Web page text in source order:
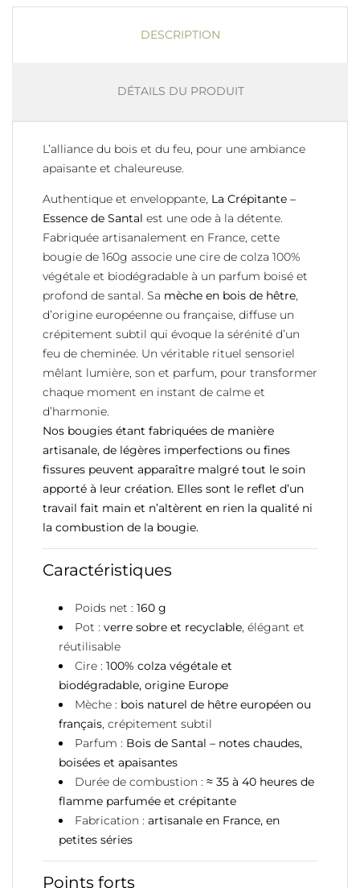
DESCRIPTION
DÉTAILS DU PRODUIT
L’alliance du bois et du feu, pour une ambiance
apaisante et chaleureuse.
Authentique et enveloppante, La Crépitante –
Essence de Santal est une ode à la détente.
Fabriquée artisanalement en France, cette
bougie de 160g associe une cire de colza 100%
végétale et biodégradable à un parfum boisé et
profond de santal. Sa mèche en bois de hêtre,
d’origine européenne ou française, diffuse un
crépitement subtil qui évoque la sérénité d’un
feu de cheminée. Un véritable rituel sensoriel
mêlant lumière, son et parfum, pour transformer
chaque moment en instant de calme et
d’harmonie.
Nos bougies étant fabriquées de manière
artisanale, de légères imperfections ou fines
fissures peuvent apparaître malgré tout le soin
apporté à leur création. Elles sont le reflet d’un
travail fait main et n’altèrent en rien la qualité ni
la combustion de la bougie.
Caractéristiques
Poids net : 160 g
Pot : verre sobre et recyclable, élégant et
réutilisable
Cire : 100% colza végétale et
biodégradable, origine Europe
Mèche : bois naturel de hêtre européen ou
français, crépitement subtil
Parfum : Bois de Santal – notes chaudes,
boisées et apaisantes
Durée de combustion : ≈ 35 à 40 heures de
flamme parfumée et crépitante
Fabrication : artisanale en France, en
petites séries
Points forts